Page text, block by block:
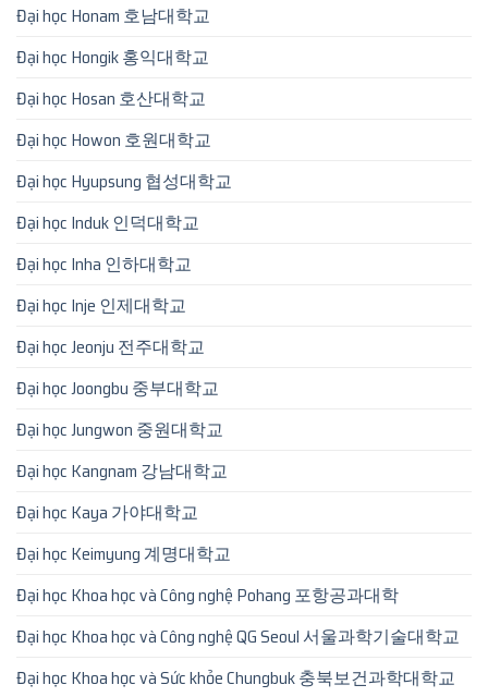
Đại học Honam 호남대학교
Đại học Hongik 홍익대학교
Đại học Hosan 호산대학교
Đại học Howon 호원대학교
Đại học Hyupsung 협성대학교
Đại học Induk 인덕대학교
Đại học Inha 인하대학교
Đại học Inje 인제대학교
Đại học Jeonju 전주대학교
Đại học Joongbu 중부대학교
Đại học Jungwon 중원대학교
Đại học Kangnam 강남대학교
Đại học Kaya 가야대학교
Đại học Keimyung 계명대학교
Đại học Khoa học và Công nghệ Pohang 포항공과대학
Đại học Khoa học và Công nghệ QG Seoul 서울과학기술대학교
Đại học Khoa học và Sức khỏe Chungbuk 충북보건과학대학교